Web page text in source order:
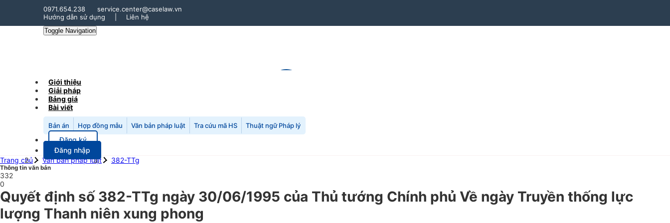
0971.654.238
service.center@caselaw.vn
Hướng dẫn sử dụng
Liên hệ
Toggle Navigation
Giới thiệu
Giải pháp
Bảng giá
Bài viết
Bản án Hợp đồng mẫu Văn bản pháp luật Tra cứu mã HS Thuật ngữ Pháp lý
Đăng ký
Đăng nhập
Trang chủ
Văn bản pháp luật 382-TTg
Thông tin văn bản
332
0
Quyết định số 382-TTg ngày 30/06/1995 của Thủ tướng Chính phủ Về ngày Truyền thống lực
lượng Thanh niên xung phong